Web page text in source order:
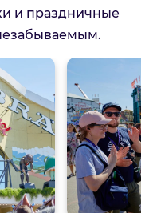
и праздничные